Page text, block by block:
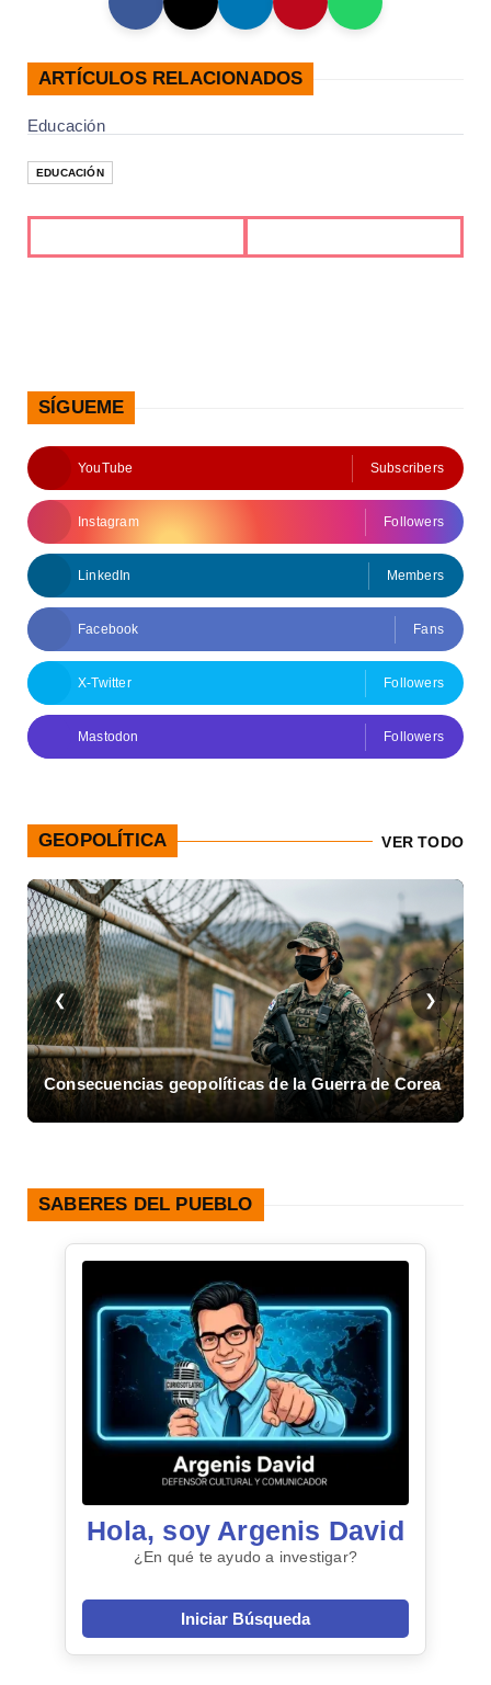
ARTÍCULOS RELACIONADOS
Educación
EDUCACIÓN
SÍGUEME
YouTube Subscribers
Instagram Followers
LinkedIn Members
Facebook Fans
X-Twitter Followers
Mastodon Followers
GEOPOLÍTICA VER TODO
❮
Consecuencias geopolíticas de la Guerra de Corea
❯
SABERES DEL PUEBLO
Hola, soy Argenis David
¿En qué te ayudo a investigar?
Iniciar Búsqueda